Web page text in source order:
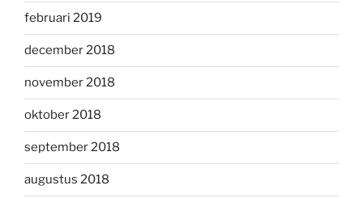
februari 2019
december 2018
november 2018
oktober 2018
september 2018
augustus 2018